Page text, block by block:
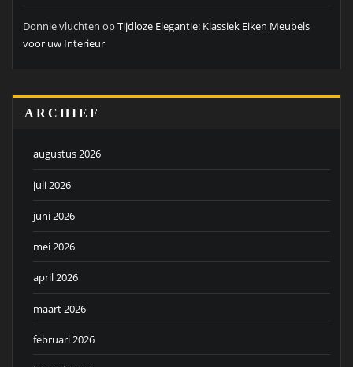
Donnie vluchten opTijdloze Elegantie: Klassiek Eiken Meubels
voor uw Interieur
ARCHIEF
augustus 2026
juli 2026
juni 2026
mei 2026
april 2026
maart 2026
februari 2026